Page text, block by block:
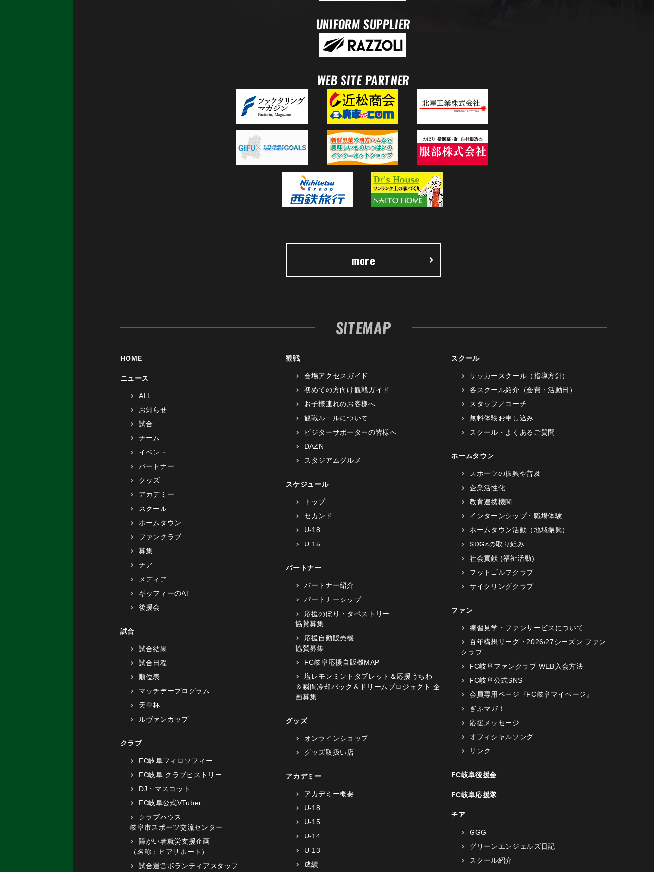
UNIFORM SUPPLIER
WEB SITE PARTNER
more
SITEMAP
HOME
ニュース
ALL
お知らせ
試合
チーム
イベント
パートナー
グッズ
アカデミー
スクール
ホームタウン
ファンクラブ
募集
チア
メディア
ギッフィーのAT
後援会
試合
試合結果
試合日程
順位表
マッチデープログラム
天皇杯
ルヴァンカップ
クラブ
FC岐阜フィロソフィー
FC岐阜 クラブヒストリー
DJ・マスコット
FC岐阜公式VTuber
クラブハウス
岐阜市スポーツ交流センター
障がい者就労支援企画
（名称：ピアサポート）
試合運営ボランティアスタッフ
観戦
会場アクセスガイド
初めての方向け観戦ガイド
お子様連れのお客様へ
観戦ルールについて
ビジターサポーターの皆様へ
DAZN
スタジアムグルメ
スケジュール
トップ
セカンド
U-18
U-15
パートナー
パートナー紹介
パートナーシップ
応援のぼり・タペストリー
協賛募集
応援自動販売機
協賛募集
FC岐阜応援自販機MAP
塩レモンミントタブレット＆応援うちわ
＆瞬間冷却パック＆ドリームプロジェクト 企
画募集
グッズ
オンラインショップ
グッズ取扱い店
アカデミー
アカデミー概要
U-18
U-15
U-14
U-13
成績
スクール
サッカースクール（指導方針）
各スクール紹介（会費・活動日）
スタッフ／コーチ
無料体験お申し込み
スクール・よくあるご質問
ホームタウン
スポーツの振興や普及
企業活性化
教育連携機関
インターンシップ・職場体験
ホームタウン活動（地域振興）
SDGsの取り組み
社会貢献 (福祉活動)
フットゴルフクラブ
サイクリングクラブ
ファン
練習見学・ファンサービスについて
百年構想リーグ・2026/27シーズン ファン
クラブ
FC岐阜ファンクラブ WEB入会方法
FC岐阜公式SNS
会員専用ページ『FC岐阜マイページ』
ぎふマガ！
応援メッセージ
オフィシャルソング
リンク
FC岐阜後援会
FC岐阜応援隊
チア
GGG
グリーンエンジェルズ日記
スクール紹介